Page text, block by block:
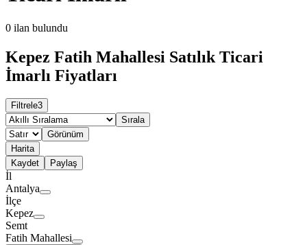
0 ilan bulundu
Kepez Fatih Mahallesi Satılık Ticari
İmarlı Fiyatları
Filtrele3
Sırala
Görünüm
Harita
Kaydet
Paylaş
İl
Antalya
İlçe
Kepez
Semt
Fatih Mahallesi